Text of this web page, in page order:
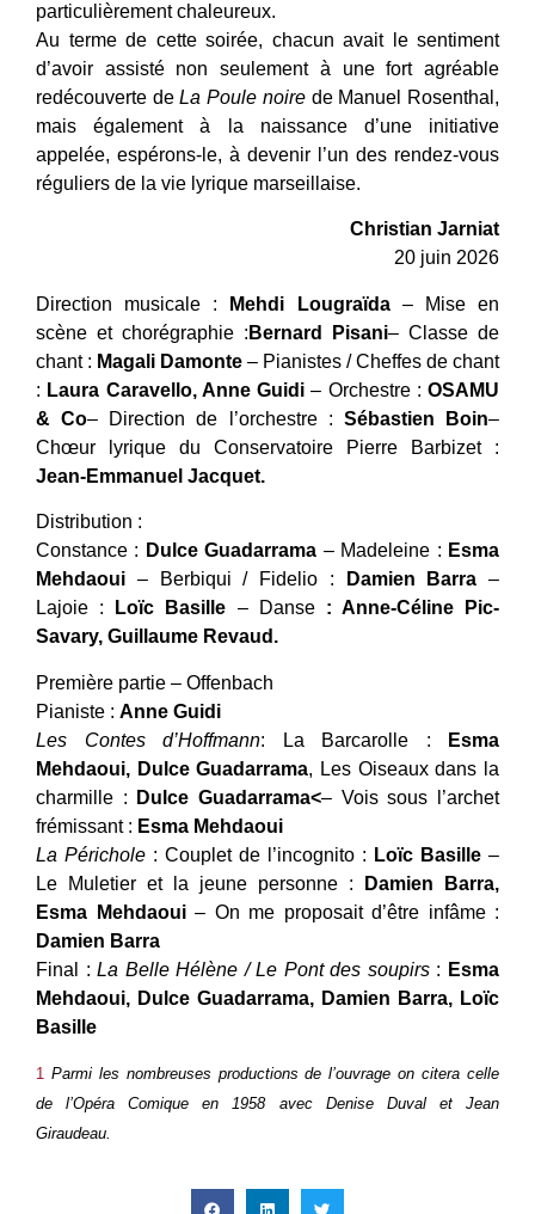
particulièrement chaleureux.
Au terme de cette soirée, chacun avait le sentiment
d’avoir assisté non seulement à une fort agréable
redécouverte deLa Poule noirede Manuel Rosenthal,
mais également à la naissance d’une initiative
appelée, espérons-le, à devenir l’un des rendez-vous
réguliers de la vie lyrique marseillaise.
Christian Jarniat
20 juin 2026
Direction musicale : Mehdi Lougraïda– Mise en
scène et chorégraphie : Bernard Pisani– Classe de
chant : Magali Damonte – Pianistes / Cheffes de chant
: Laura Caravello, Anne Guidi– Orchestre : OSAMU
& Co– Direction de l’orchestre : Sébastien Boin–
Chœur lyrique du Conservatoire Pierre Barbizet :
Jean-Emmanuel Jacquet.
Distribution :
Constance : Dulce Guadarrama – Madeleine : Esma
Mehdaoui – Berbiqui / Fidelio : Damien Barra –
Lajoie :
Loïc Basille – Danse : Anne-Céline Pic-
Savary, Guillaume Revaud.
Première partie – Offenbach
Pianiste : Anne Guidi
Les Contes d’Hoffmann: La Barcarolle : Esma
Mehdaoui, Dulce Guadarrama, Les Oiseaux dans la
charmille : Dulce Guadarrama<– Vois sous l’archet
frémissant : Esma Mehdaoui
La Périchole : Couplet de l’incognito : Loïc Basille –
Le Muletier et la jeune personne : Damien Barra,
Esma Mehdaoui – On me proposait d’être infâme :
Damien Barra
Final :La Belle Hélène / Le Pont des soupirs: Esma
Mehdaoui, Dulce Guadarrama, Damien Barra, Loïc
Basille
1 Parmi les nombreuses productions de l’ouvrage on citera celle
de l’Opéra Comique en 1958 avec Denise Duval et Jean
Giraudeau.